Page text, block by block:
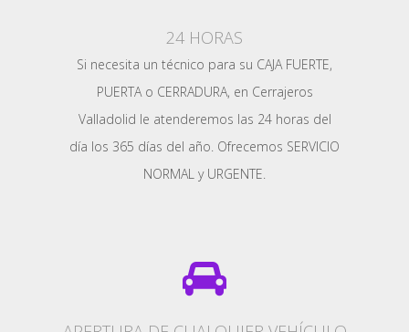
24 HORAS
Si necesita un técnico para su CAJA FUERTE,
PUERTA o CERRADURA, en Cerrajeros
Valladolid le atenderemos las 24 horas del
día los 365 días del año. Ofrecemos SERVICIO
NORMAL y URGENTE.